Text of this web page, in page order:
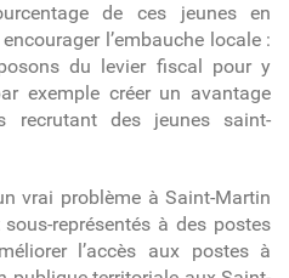
de ces jeunes en
l’embauche locale :
du levier fiscal pour y
exemple créer un avantage
recrutant des jeunes saint-
vrai problème à Saint-Martin
représentés à des postes
l’accès aux postes à